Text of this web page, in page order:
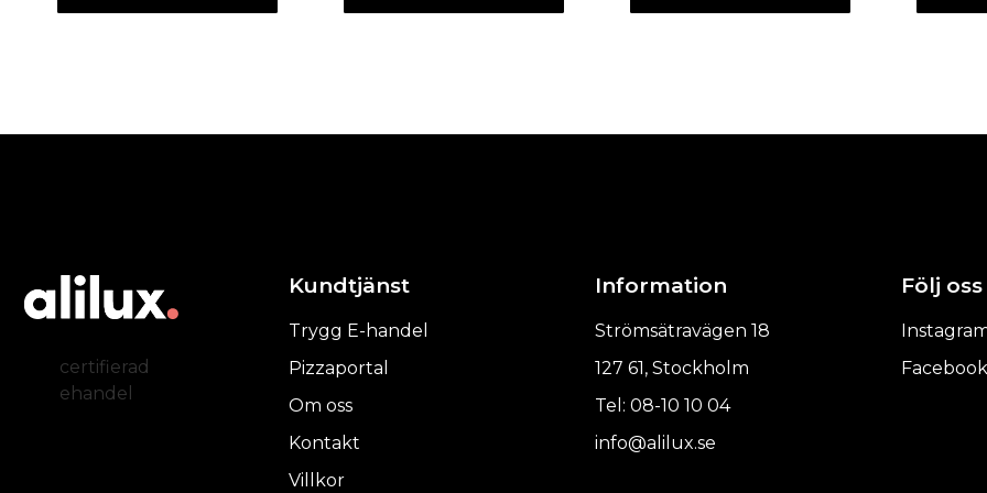
certifierad
ehandel
Kundtjänst
Trygg E-handel
Pizzaportal
Om oss
Kontakt
Villkor
Information
Strömsätravägen 18
127 61, Stockholm
Tel: 08-10 10 04
info@alilux.se
Följ oss
Facebook